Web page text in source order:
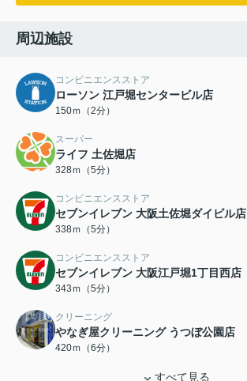
周辺施設
コンビニエンスストア
ローソン 江戸堀センタービル店
150ｍ（2分）
スーパー
ライフ 土佐堀店
328ｍ（5分）
コンビニエンスストア
セブンイレブン 大阪土佐堀ダイビル店
338ｍ（5分）
コンビニエンスストア
セブンイレブン 大阪江戸堀1丁目西店
343ｍ（5分）
クリーニング
やなぎ屋クリーニング うつぼ公園店
420ｍ（6分）
すべて見る